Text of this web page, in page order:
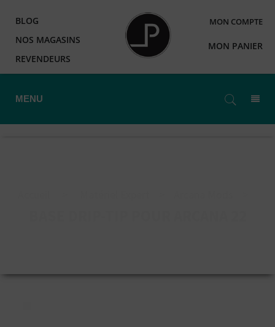
BLOG
NOS MAGASINS
REVENDEURS
MON COMPTE
MON PANIER
MENU